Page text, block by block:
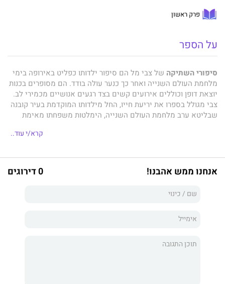
פרק ראשון
על הספר
סיפורי השתיקה של צבי מל הם סיפור ילדותו כפליט באירופה בימי
מלחמת העולם השנייה ואחר כך כנער עולה בודד. הם מסופרים בכנות
יוצאת דופן וכוללים אירועים קשים בצד רגעים אנושיים מכמירי לב.
צבי מגולל בספרו את יריעת חייו, החל מילדותו המוקדמת בעיר קובנה
שבליטא ערב מלחמת העולם השנייה, הימלטות משפחתו מאימת
שברוסיה, התמודדותו עם תלאות החיים בשנים 1941-1954 כילד
ויחס אנושי, עלייתו לארץ עם קום המדינה, התבגרותו והשתתפותו
במלחמות ישראל. בסיפוריו מתוארת דרך חתחתים בין ערים, כפרים
ויערות שורצים חיות טרף, חוויות קשות וחשיפה למראות מזוויעות,
אשר הותירו בו צלקת נפשית עמוקה. בנתיב חייו של צבי משתקפים
האירועים ההיסטוריים הדרמתיים ביותר שעיצבו את גורל העם היהודי
צבי מל להעלות את זכרונותיו על הכתב ולהוציאם אל האור, מתוך
האפלה של השואה ולאחריה. תקוותו של צבי כי המודעות לאירועים
קרא/י עוד..
אנחנו ממש אהבנו! 0 דירוגים